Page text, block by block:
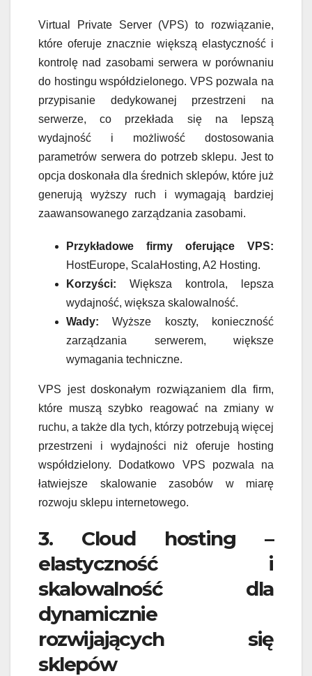
Virtual Private Server (VPS) to rozwiązanie,
które oferuje znacznie większą elastyczność i
kontrolę nad zasobami serwera w porównaniu
do hostingu współdzielonego. VPS pozwala na
przypisanie dedykowanej przestrzeni na
serwerze, co przekłada się na lepszą
wydajność i możliwość dostosowania
parametrów serwera do potrzeb sklepu. Jest to
opcja doskonała dla średnich sklepów, które już
generują wyższy ruch i wymagają bardziej
zaawansowanego zarządzania zasobami.
Przykładowe firmy oferujące VPS:
HostEurope, ScalaHosting, A2 Hosting.
Korzyści: Większa kontrola, lepsza
wydajność, większa skalowalność.
Wady: Wyższe koszty, konieczność
zarządzania serwerem, większe
wymagania techniczne.
VPS jest doskonałym rozwiązaniem dla firm,
które muszą szybko reagować na zmiany w
ruchu, a także dla tych, którzy potrzebują więcej
przestrzeni i wydajności niż oferuje hosting
współdzielony. Dodatkowo VPS pozwala na
łatwiejsze skalowanie zasobów w miarę
rozwoju sklepu internetowego.
3. Cloud hosting –
elastyczność i
skalowalność dla
dynamicznie
rozwijających się
sklepów